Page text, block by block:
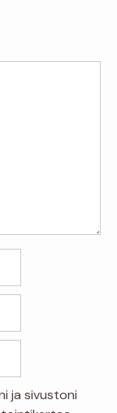
ja sivustoni